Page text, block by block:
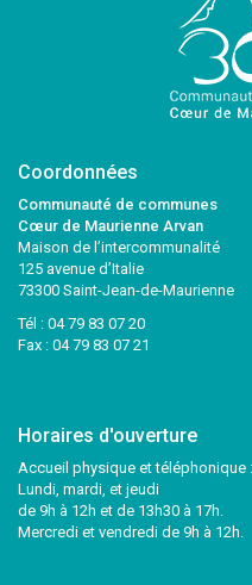
Coordonnées
Communauté de communes
Cœur de Maurienne Arvan
Maison de l’intercommunalité
125 avenue d’Italie
73300 Saint-Jean-de-Maurienne
Tél : 04 79 83 07 20
Fax : 04 79 83 07 21
Horaires d'ouverture
Accueil physique et téléphonique :
Lundi, mardi, et jeudi
de 9h à 12h et de 13h30 à 17h.
Mercredi et vendredi de 9h à 12h.